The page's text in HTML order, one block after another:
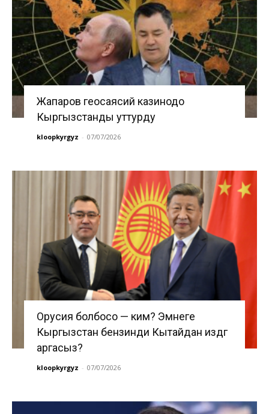
Жапаров геосаясий казинодо
Кыргызстанды уттурду
kloopkyrgyz - 07/07/2026
Орусия болбосо — ким? Эмнеге
Кыргызстан бензинди Кытайдан издөөгө
аргасыз?
kloopkyrgyz - 07/07/2026